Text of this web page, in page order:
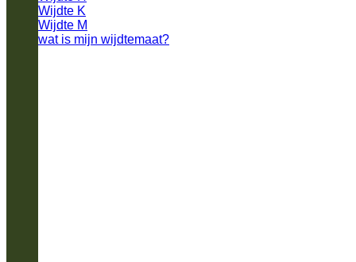
Wijdte K
Wijdte M
wat is mijn wijdtemaat?